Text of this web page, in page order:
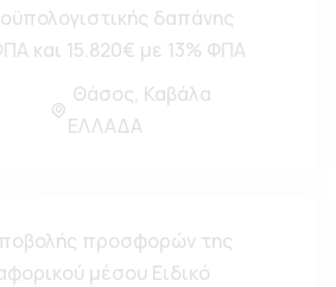
δαπάνης
και 15.820€ με 13% ΦΠΑ
Θάσος, Καβάλα
ΕΛΛΑΔΑ
προσφορών της
μέσου Ειδικό